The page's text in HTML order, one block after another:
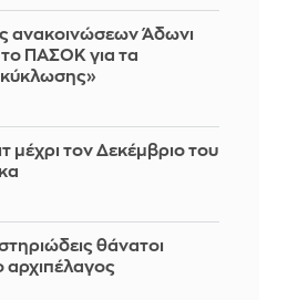
ανακοινώσεων Άδωνι
ΠΑΣΟΚ για τα
μέχρι τον Δεκέμβριο του
θάνατοι